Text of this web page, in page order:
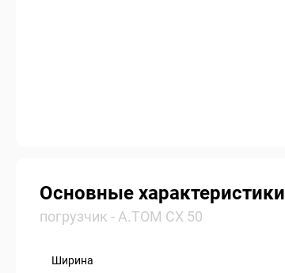
Основные характеристики
погрузчик - А.ТОМ СХ 50
Ширина